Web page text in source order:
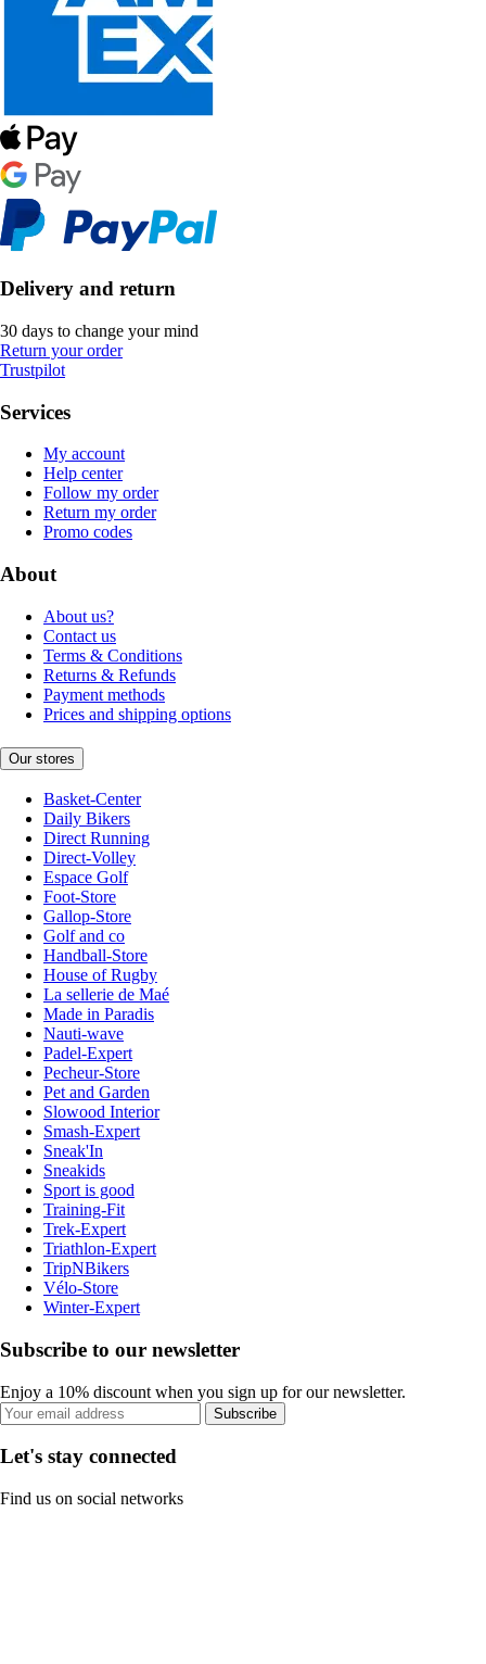
Delivery and return
30 days to change your mind
Return your order
Trustpilot
Services
My account
Help center
Follow my order
Return my order
Promo codes
About
About us?
Contact us
Terms & Conditions
Returns & Refunds
Payment methods
Prices and shipping options
Our stores
Basket-Center
Daily Bikers
Direct Running
Direct-Volley
Espace Golf
Foot-Store
Gallop-Store
Golf and co
Handball-Store
House of Rugby
La sellerie de Maé
Made in Paradis
Nauti-wave
Padel-Expert
Pecheur-Store
Pet and Garden
Slowood Interior
Smash-Expert
Sneak'In
Sneakids
Sport is good
Training-Fit
Trek-Expert
Triathlon-Expert
TripNBikers
Vélo-Store
Winter-Expert
Subscribe to our newsletter
Enjoy a 10% discount when you sign up for our newsletter.
Subscribe
Let's stay connected
Find us on social networks